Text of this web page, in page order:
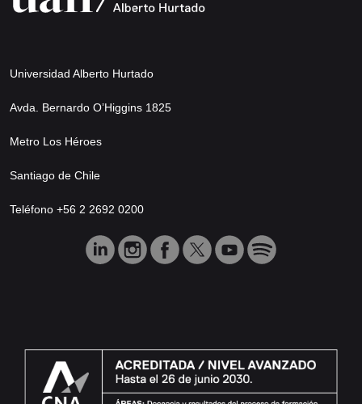
Universidad Alberto Hurtado
Avda. Bernardo O’Higgins 1825
Metro Los Héroes
Santiago de Chile
Teléfono +56 2 2692 0200